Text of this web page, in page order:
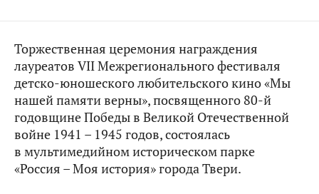
Торжественная церемония награждения
лауреатов VII Межрегионального фестиваля
детско-юношеского любительского кино «Мы
нашей памяти верны», посвященного 80-й
годовщине Победы в Великой Отечественной
войне 1941 – 1945 годов, состоялась
в мультимедийном историческом парке
«Россия – Моя история» города Твери.